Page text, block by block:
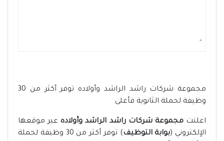
-
مجموعة شركات راشد الراشد وأولاده توفر أكثر من 30
وظيفة لحملة الثانوية فأعلى
اعلنتمجموعة شركات راشد الراشد وأولاده عبر موقعها
الإلكتروني (بوابة التوظيف
) توفر أكثر من 30 وظيفة لحملة